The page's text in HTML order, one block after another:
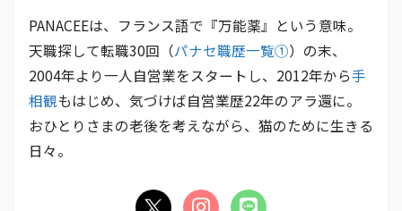
PANACEEは、フランス語で『万能薬』という意味。
天職探して転職30回（パナセ職歴一覧①）の末、
2004年より一人自営業をスタートし、2012年から手
相観もはじめ、気づけば自営業歴22年のアラ還に。
おひとりさまの老後を考えながら、猫のために生きる
日々。